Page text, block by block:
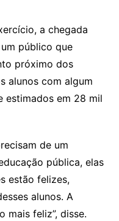
a chegada
público que
próximo dos
alunos com algum
estimados em 28 mil
de um
pública, elas
estão felizes,
alunos. A
mais feliz”, disse.